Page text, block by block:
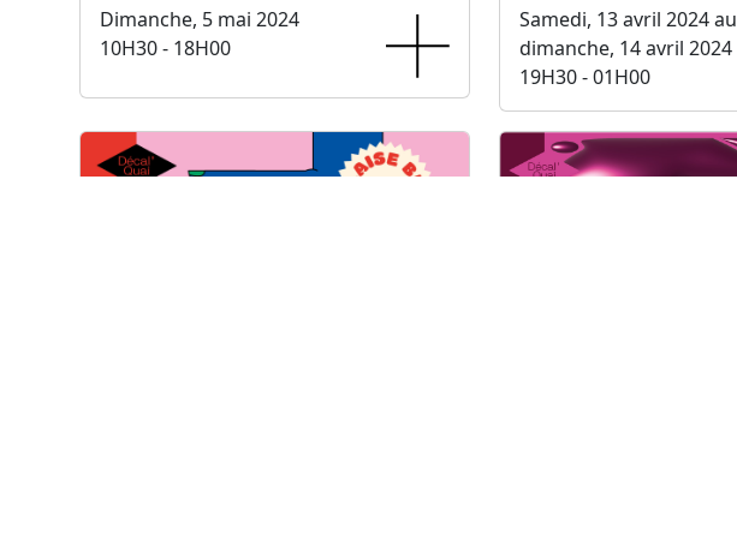
Dimanche, 5 mai 2024
10H30 - 18H00
Samedi, 13 avril 2024 au
dimanche, 14 avril 2024
19H30 - 01H00